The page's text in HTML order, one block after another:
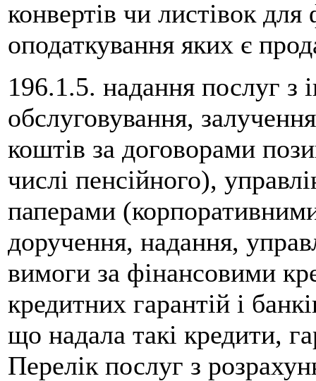
конвертів чи листівок
оподаткування яких є
196.1.5. надання послуг з
обслуговування,
коштів за договорами
числі пенсійного),
паперами
доручення, надання,
вимоги за фінансовими
кредитних гарантій і
що надала такі кредити,
Перелік послуг з